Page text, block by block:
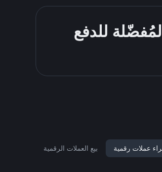
للدفع
عملات رقمية بيع العملات الرقمية